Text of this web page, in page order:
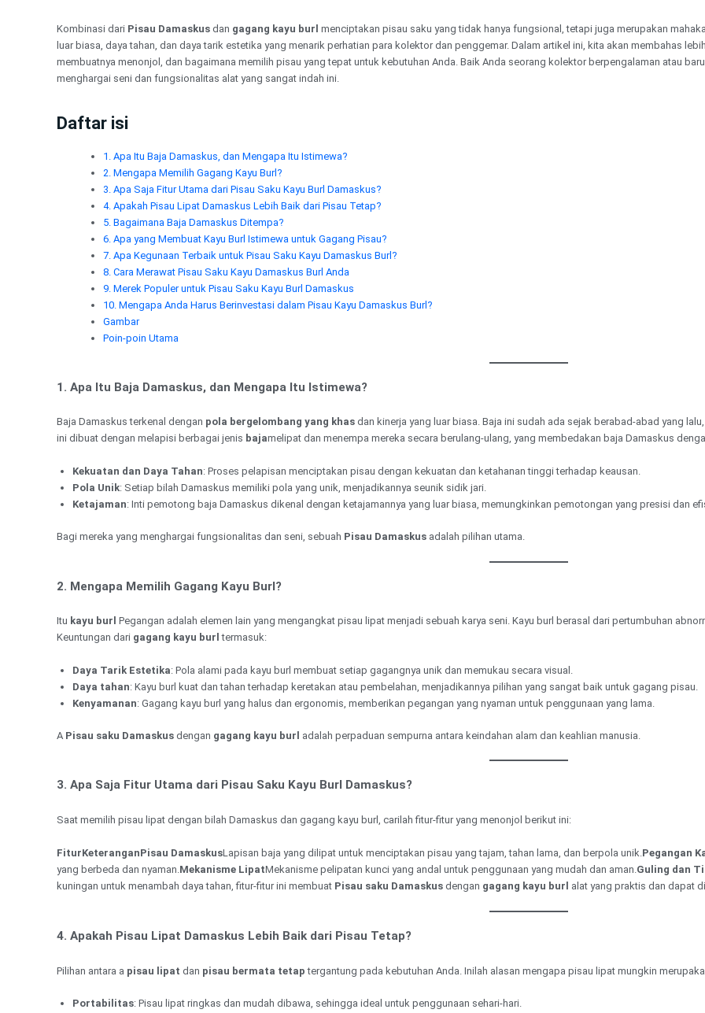
Kombinasi dari Pisau Damaskus dan gagang kayu burl menciptakan pisau saku yang tidak hanya fungsional, tetapi juga merupakan
luar biasa, daya tahan, dan daya tarik estetika yang menarik perhatian para kolektor dan penggemar. Dalam artikel ini, kita akan membahas
membuatnya menonjol, dan bagaimana memilih pisau yang tepat untuk kebutuhan Anda. Baik Anda seorang kolektor berpengalaman atau
menghargai seni dan fungsionalitas alat yang sangat indah ini.
Daftar isi
1. Apa Itu Baja Damaskus, dan Mengapa Itu Istimewa?
2. Mengapa Memilih Gagang Kayu Burl?
3. Apa Saja Fitur Utama dari Pisau Saku Kayu Burl Damaskus?
4. Apakah Pisau Lipat Damaskus Lebih Baik dari Pisau Tetap?
5. Bagaimana Baja Damaskus Ditempa?
6. Apa yang Membuat Kayu Burl Istimewa untuk Gagang Pisau?
7. Apa Kegunaan Terbaik untuk Pisau Saku Kayu Damaskus Burl?
8. Cara Merawat Pisau Saku Kayu Damaskus Burl Anda
9. Merek Populer untuk Pisau Saku Kayu Burl Damaskus
10. Mengapa Anda Harus Berinvestasi dalam Pisau Kayu Damaskus Burl?
Gambar
Poin-poin Utama
1. Apa Itu Baja Damaskus, dan Mengapa Itu Istimewa?
Baja Damaskus terkenal dengan pola bergelombang yang khas dan kinerja yang luar biasa. Baja ini sudah ada sejak berabad-abad yang
ini dibuat dengan melapisi berbagai jenis bajamelipat dan menempa mereka secara berulang-ulang, yang membedakan baja Damaskus
Kekuatan dan Daya Tahan: Proses pelapisan menciptakan pisau dengan kekuatan dan ketahanan tinggi terhadap keausan.
Pola Unik: Setiap bilah Damaskus memiliki pola yang unik, menjadikannya seunik sidik jari.
Ketajaman: Inti pemotong baja Damaskus dikenal dengan ketajamannya yang luar biasa, memungkinkan pemotongan yang presisi dan
Bagi mereka yang menghargai fungsionalitas dan seni, sebuah Pisau Damaskus adalah pilihan utama.
2. Mengapa Memilih Gagang Kayu Burl?
Itu kayu burl Pegangan adalah elemen lain yang mengangkat pisau lipat menjadi sebuah karya seni. Kayu burl berasal dari pertumbuhan
Keuntungan dari gagang kayu burl termasuk:
Daya Tarik Estetika: Pola alami pada kayu burl membuat setiap gagangnya unik dan memukau secara visual.
Daya tahan: Kayu burl kuat dan tahan terhadap keretakan atau pembelahan, menjadikannya pilihan yang sangat baik untuk gagang pisau.
Kenyamanan: Gagang kayu burl yang halus dan ergonomis, memberikan pegangan yang nyaman untuk penggunaan yang lama.
A Pisau saku Damaskus dengan gagang kayu burl adalah perpaduan sempurna antara keindahan alam dan keahlian manusia.
3. Apa Saja Fitur Utama dari Pisau Saku Kayu Burl Damaskus?
Saat memilih pisau lipat dengan bilah Damaskus dan gagang kayu burl, carilah fitur-fitur yang menonjol berikut ini:
FiturKeteranganPisau DamaskusLapisan baja yang dilipat untuk menciptakan pisau yang tajam, tahan lama, dan berpola unik.Pegangan
yang berbeda dan nyaman.Mekanisme LipatMekanisme pelipatan kunci yang andal untuk penggunaan yang mudah dan aman.Guling dan
kuningan untuk menambah daya tahan, fitur-fitur ini membuat Pisau saku Damaskus dengan gagang kayu burl alat yang praktis dan dapat
4. Apakah Pisau Lipat Damaskus Lebih Baik dari Pisau Tetap?
Pilihan antara a pisau lipat dan pisau bermata tetap tergantung pada kebutuhan Anda. Inilah alasan mengapa pisau lipat mungkin
Portabilitas: Pisau lipat ringkas dan mudah dibawa, sehingga ideal untuk penggunaan sehari-hari.